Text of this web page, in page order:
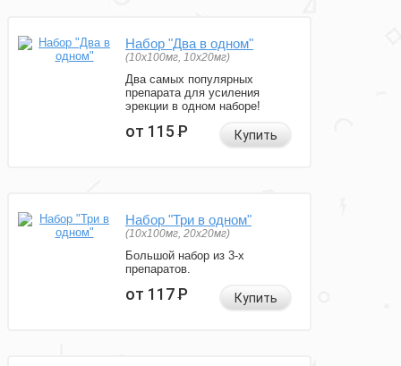
Набор "Два в одном"
(10x100мг, 10x20мг)
Два самых популярных
препарата для усиления
эрекции в одном наборе!
от 115Р Купить
Набор "Три в одном"
(10x100мг, 20x20мг)
Большой набор из 3-х
препаратов.
от 117Р Купить